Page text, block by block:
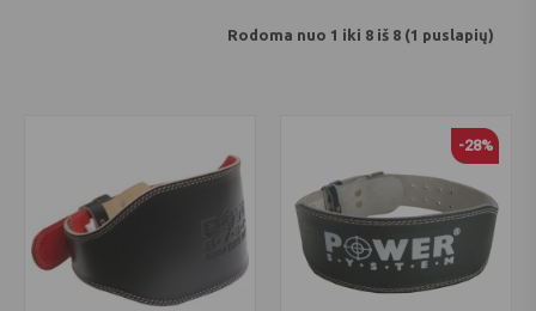
Rodoma nuo 1 iki 8 iš 8 (1 puslapių)
-28%